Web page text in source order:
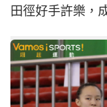
田徑好手許樂，